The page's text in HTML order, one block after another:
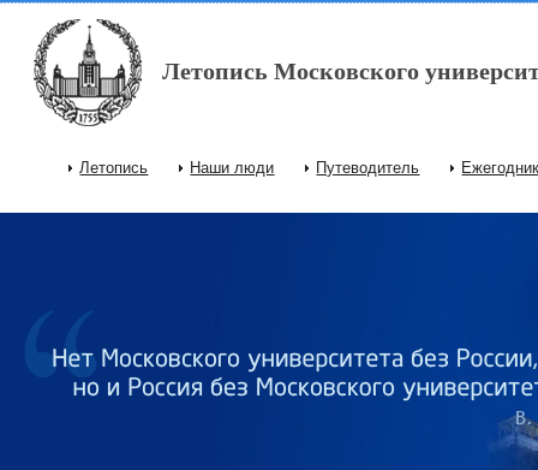
Перейти к основному содержанию
Летопись Московского
Главное меню
Летопись Наши люди Путеводитель